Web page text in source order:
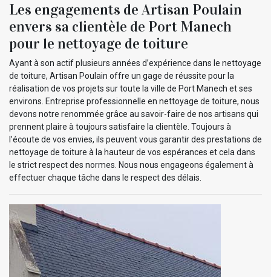
Les engagements de Artisan Poulain
envers sa clientèle de Port Manech
pour le nettoyage de toiture
Ayant à son actif plusieurs années d’expérience dans le nettoyage
de toiture, Artisan Poulain offre un gage de réussite pour la
réalisation de vos projets sur toute la ville de Port Manech et ses
environs. Entreprise professionnelle en nettoyage de toiture, nous
devons notre renommée grâce au savoir-faire de nos artisans qui
prennent plaire à toujours satisfaire la clientèle. Toujours à
l’écoute de vos envies, ils peuvent vous garantir des prestations de
nettoyage de toiture à la hauteur de vos espérances et cela dans
le strict respect des normes. Nous nous engageons également à
effectuer chaque tâche dans le respect des délais.